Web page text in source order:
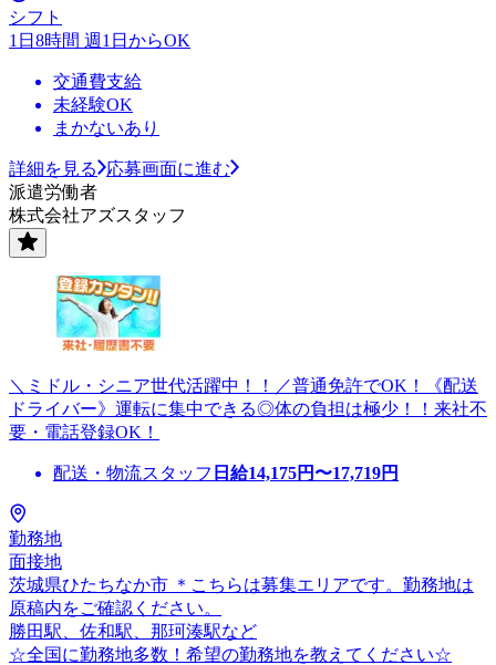
シフト
1日8時間 週1日からOK
交通費支給
未経験OK
まかないあり
詳細を見る
応募画面に進む
派遣労働者
株式会社アズスタッフ
＼ミドル・シニア世代活躍中！！／普通免許でOK！《配送
ドライバー》運転に集中できる◎体の負担は極少！！来社不
要・電話登録OK！
配送・物流スタッフ 日給14,175円〜17,719円
勤務地
面接地
茨城県ひたちなか市 ＊こちらは募集エリアです。勤務地は
原稿内をご確認ください。
勝田駅、佐和駅、那珂湊駅など
☆全国に勤務地多数！希望の勤務地を教えてください☆